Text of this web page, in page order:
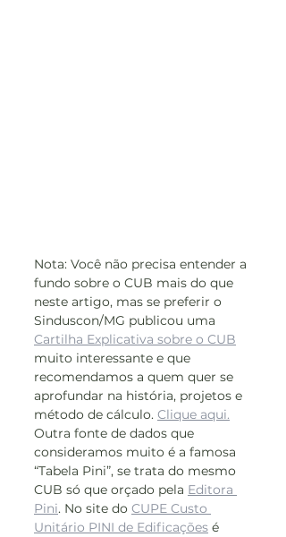
Nota: Você não precisa entender a
fundo sobre o CUB mais do que
neste artigo, mas se preferir o
Sinduscon/MG publicou uma
Cartilha Explicativa sobre o CUB
muito interessante e que
recomendamos a quem quer se
aprofundar na história, projetos e
método de cálculo. Clique aqui.
Outra fonte de dados que
consideramos muito é a famosa
“Tabela Pini”, se trata do mesmo
CUB só que orçado pela Editora
Pini. No site do CUPE Custo
Unitário PINI de Edificações é